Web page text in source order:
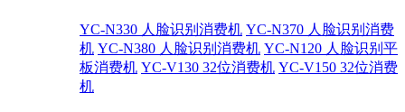
YC-N330 人脸识别消费机 YC-N370 人脸识别消费
机 YC-N380 人脸识别消费机 YC-N120 人脸识别平
板消费机 YC-V130 32位消费机 YC-V150 32位消费
机